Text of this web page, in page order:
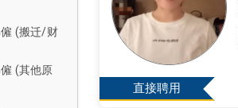
(搬迁/财
(其他原
直接聘用